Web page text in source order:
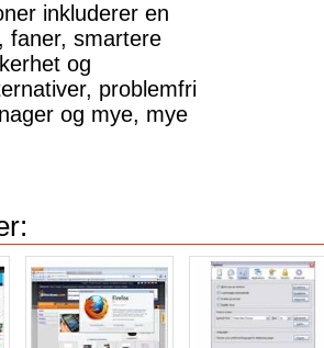
inkluderer en
faner, smartere
og
problemfri
og mye, mye